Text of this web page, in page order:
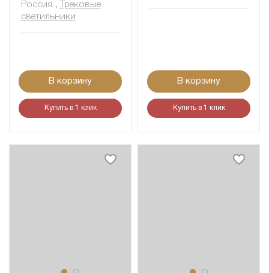
Россия ,
Трековые
светильники
В корзину
Купить в 1 клик
В корзину
Купить в 1 клик